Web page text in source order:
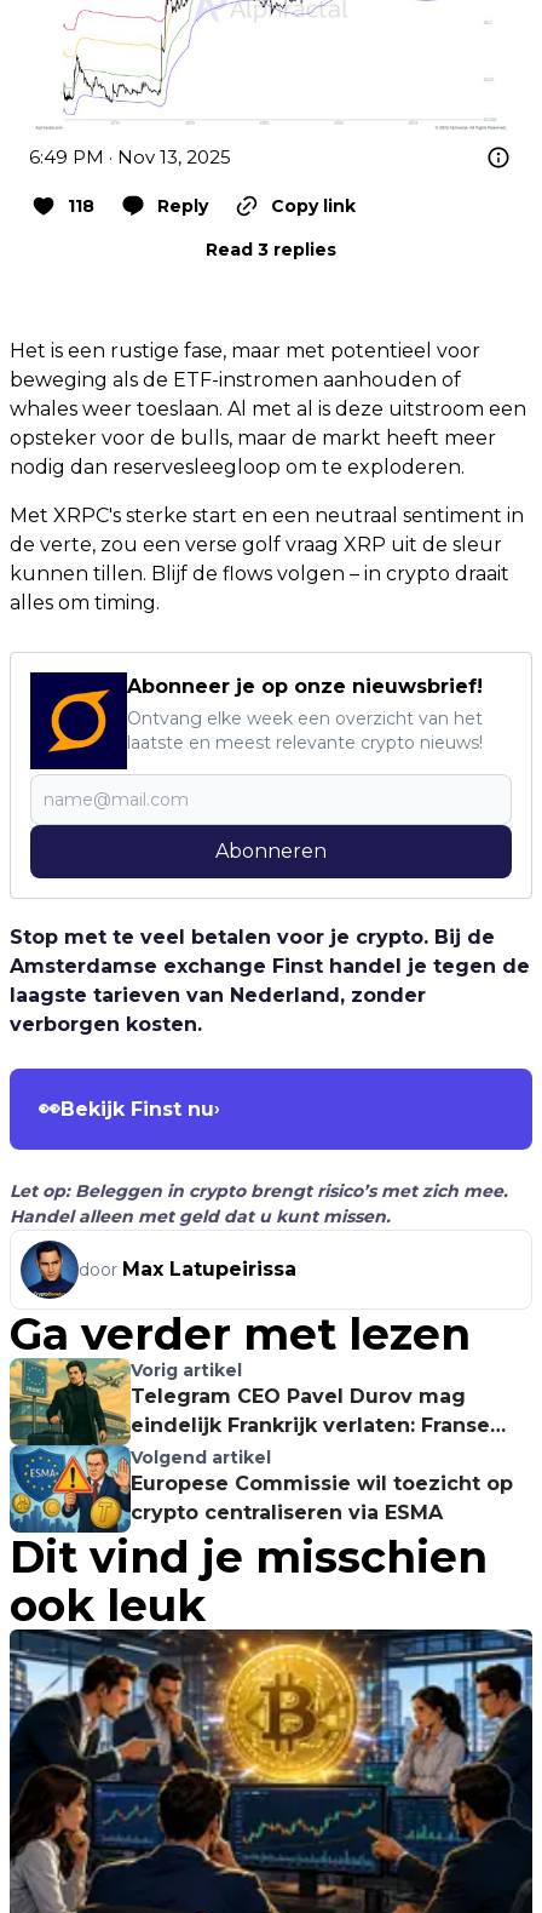
6:49 PM · Nov 13, 2025
118 Reply
Copy link
Read 3 replies
Het is een rustige fase, maar met potentieel voor
beweging als de ETF-instromen aanhouden of
whales weer toeslaan. Al met al is deze uitstroom een
opsteker voor de bulls, maar de markt heeft meer
nodig dan reservesleegloop om te exploderen.
Met XRPC's sterke start en een neutraal sentiment in
de verte, zou een verse golf vraag XRP uit de sleur
kunnen tillen. Blijf de flows volgen – in crypto draait
alles om timing.
Abonneer je op onze nieuwsbrief!
Ontvang elke week een overzicht van het
laatste en meest relevante crypto nieuws!
Abonneren
Stop met te veel betalen voor je crypto. Bij de
Amsterdamse exchange Finst handel je tegen de
laagste tarieven van Nederland, zonder
verborgen kosten.
👀Bekijk Finst nu›
Let op: Beleggen in crypto brengt risico’s met zich mee.
Handel alleen met geld dat u kunt missen.
door Max Latupeirissa
Ga verder met lezen
Vorig artikel
Telegram CEO Pavel Durov mag
eindelijk Frankrijk verlaten: Franse
autoriteiten schrappen verbod, maar
onderzoek blijft
Volgend artikel
Europese Commissie wil toezicht op
crypto centraliseren via ESMA
Dit vind je misschien
ook leuk